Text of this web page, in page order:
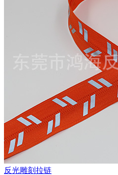
反光雕刻拉链